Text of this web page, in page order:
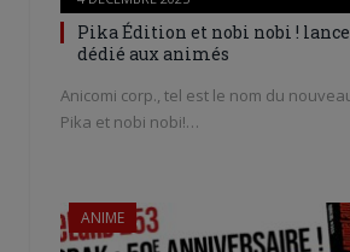
Pika Édition et nobi nobi !
dédié aux animés
Anicomi corp., tel est le nom du
Pika et nobi nobi!…
ANIME